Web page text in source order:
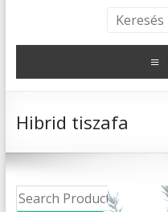
Hibrid tiszafa